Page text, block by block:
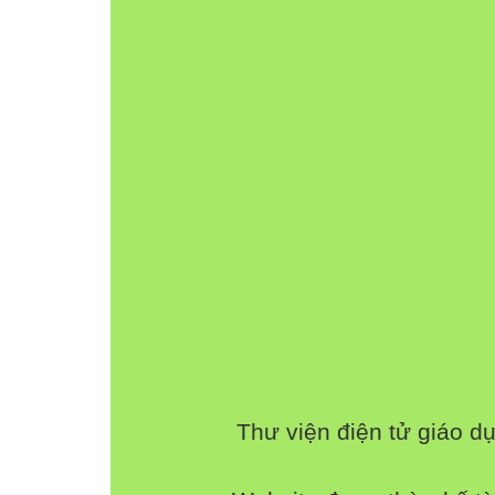
Dùng thước thẳng có vạch chia hoặc
Thư viện điện tử giáo